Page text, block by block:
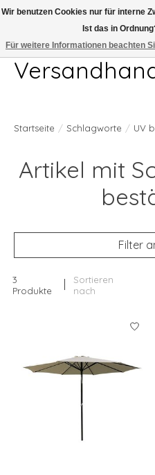
Telefon 04407 715872 MO-DO 7.00-
Startseite / Schlagworte / UV
Artikel mit
Filter
3
Produkte
Sortieren
nach
Wir benutzen Cookies nur für interne
Ist das in
Für weitere Informationen beachten